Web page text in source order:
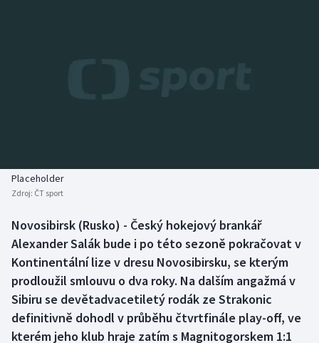
Biatlon
Box
Curling
Dostihy
Aplikace ČT sport
Placeholder
Zdroj: ČT sport
Novosibirsk (Rusko) - Český hokejový brankář
Alexander Salák bude i po této sezoně pokračovat v
Kontinentální lize v dresu Novosibirsku, se kterým
prodloužil smlouvu o dva roky. Na dalším angažmá v
Sibiru se devětadvacetiletý rodák ze Strakonic
definitivně dohodl v průběhu čtvrtfinále play-off, ve
kterém jeho klub hraje zatím s Magnitogorskem 1:1